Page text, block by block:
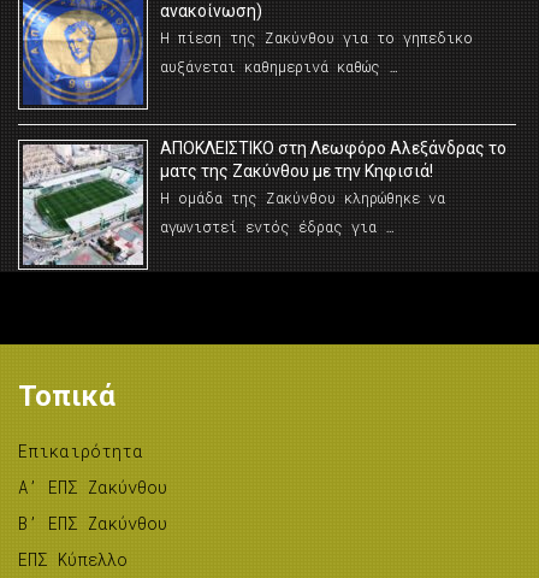
ανακοίνωση)
Η πίεση της Ζακύνθου για το γηπεδικο
αυξάνεται καθημερινά καθώς …
AΠΟΚΛΕΙΣΤΙΚΟ στη Λεωφόρο Αλεξάνδρας το
ματς της Ζακύνθου με την Κηφισιά!
Η ομάδα της Ζακύνθου κληρώθηκε να
αγωνιστεί εντός έδρας για …
Τοπικά
Επικαιρότητα
A’ ΕΠΣ Ζακύνθου
B’ ΕΠΣ Ζακύνθου
ΕΠΣ Κύπελλο